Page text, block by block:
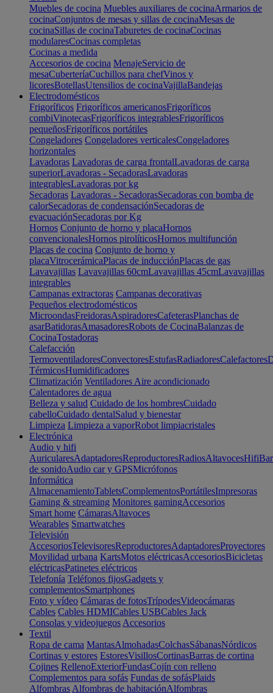
Muebles de cocina Muebles auxiliares de cocinaArmarios de
cocinaConjuntos de mesas y sillas de cocinaMesas de
cocinaSillas de cocinaTaburetes de cocinaCocinas
modularesCocinas completas
Cocinas a medida
Accesorios de cocina MenajeServicio de
mesaCuberteríaCuchillos para chefVinos y
licoresBotellasUtensilios de cocinaVajillaBandejas
Electrodomésticos
Frigoríficos Frigoríficos americanosFrigoríficos
combiVinotecasFrigoríficos integrablesFrigoríficos
pequeñosFrigoríficos portátiles
Congeladores Congeladores verticalesCongeladores
horizontales
Lavadoras Lavadoras de carga frontalLavadoras de carga
superiorLavadoras - SecadorasLavadoras
integrablesLavadoras por kg
Secadoras Lavadoras - SecadorasSecadoras con bomba de
calorSecadoras de condensaciónSecadoras de
evacuaciónSecadoras por Kg
Hornos Conjunto de horno y placaHornos
convencionalesHornos pirolíticosHornos multifunción
Placas de cocina Conjunto de horno y
placaVitrocerámicaPlacas de inducciónPlacas de gas
Lavavajillas Lavavajillas 60cmLavavajillas 45cmLavavajillas
integrables
Campanas extractoras Campanas decorativas
Pequeños electrodomésticos
MicroondasFreidorasAspiradoresCafeterasPlanchas de
asarBatidorasAmasadoresRobots de CocinaBalanzas de
CocinaTostadoras
Calefacción
TermoventiladoresConvectoresEstufasRadiadoresCalefactores
TérmicosHumidificadores
Climatización Ventiladores Aire acondicionado
Calentadores de agua
Belleza y salud Cuidado de los hombresCuidado
cabelloCuidado dentalSalud y bienestar
Limpieza Limpieza a vaporRobot limpiacristales
Electrónica
Audio y hifi
AuricularesAdaptadoresReproductoresRadiosAltavocesHifi
de sonidoAudio car y GPSMicrófonos
Informática
AlmacenamientoTabletsComplementosPortátilesImpresoras
Gaming & streaming Monitores gamingAccesorios
Smart home CámarasAltavoces
Wearables Smartwatches
Televisión
AccesoriosTelevisoresReproductoresAdaptadoresProyectores
Movilidad urbana KartsMotos eléctricasAccesoriosBicicletas
eléctricasPatinetes eléctricos
Telefonía Teléfonos fijosGadgets y
complementosSmartphones
Foto y vídeo Cámaras de fotosTrípodesVideocámaras
Cables Cables HDMICables USBCables Jack
Consolas y videojuegos Accesorios
Textil
Ropa de cama MantasAlmohadasColchasSábanasNórdicos
Cortinas y estores EstoresVisillosCortinasBarras de cortina
Cojines RellenoExteriorFundasCojín con relleno
Complementos para sofás Fundas de sofásPlaids
Alfombras Alfombras de habitaciónAlfombras